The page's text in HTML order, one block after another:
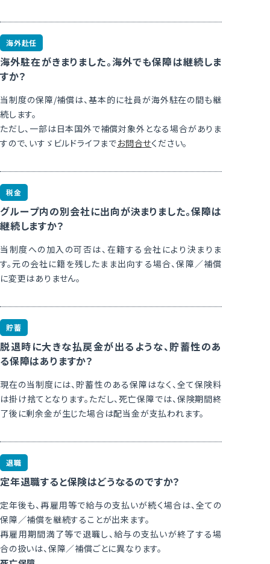
海外赴任
海外駐在がきまりました。海外でも保障は継続しま
すか？
当制度の保障/補償は、基本的に社員が海外駐在の間も継
続します。
ただし、一部は日本国外で補償対象外となる場合がありま
すので、いすゞビルドライフまでお問合せください。
税金
グループ内の別会社に出向が決まりました。保障は
継続しますか？
当制度への加入の可否は、在籍する会社により決まりま
す。元の会社に籍を残したまま出向する場合、保障／補償
に変更はありません。
貯蓄
脱退時に大きな払戻金が出るような、貯蓄性のあ
る保障はありますか？
現在の当制度には、貯蓄性のある保障はなく、全て保険料
は掛け捨てとなります。ただし、死亡保障では、保険期間終
了後に剰余金が生じた場合は配当金が支払われます。
退職
定年退職すると保険はどうなるのですか？
定年後も、再雇用等で給与の支払いが続く場合は、全ての
保障／補償を継続することが出来ます。
再雇用期間満了等で退職し、給与の支払いが終了する場
合の扱いは、保障／補償ごとに異なります。